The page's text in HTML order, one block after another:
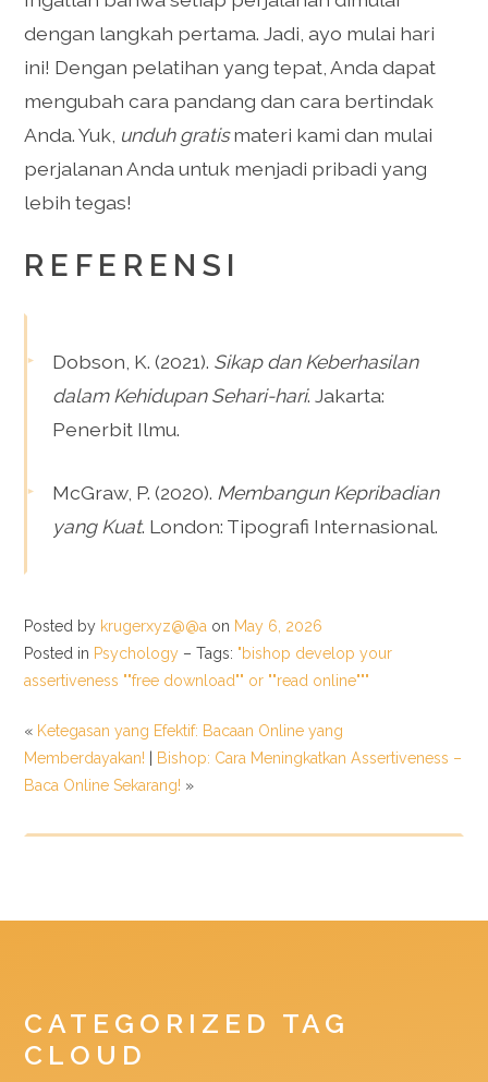
dengan langkah pertama. Jadi, ayo mulai hari
ini! Dengan pelatihan yang tepat, Anda dapat
mengubah cara pandang dan cara bertindak
Anda. Yuk, unduh gratismateri kami dan mulai
perjalanan Anda untuk menjadi pribadi yang
lebih tegas!
REFERENSI
Dobson, K. (2021). Sikap dan Keberhasilan
dalam Kehidupan Sehari-hari. Jakarta:
Penerbit Ilmu.
McGraw, P. (2020). Membangun Kepribadian
yang Kuat. London: Tipografi Internasional.
Posted by krugerxyz@@a on May 6, 2026
Posted in Psychology – Tags: "bishop develop your
assertiveness ""free download"" or ""read online"""
« Ketegasan yang Efektif: Bacaan Online yang
Memberdayakan!
Bishop: Cara Meningkatkan Assertiveness –
Baca Online Sekarang! »
CATEGORIZED TAG
CLOUD